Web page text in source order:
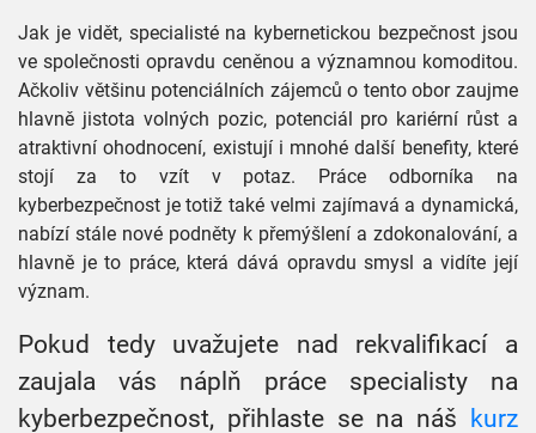
Jak je vidět, specialisté na kybernetickou bezpečnost jsou
ve společnosti opravdu ceněnou a významnou komoditou.
Ačkoliv většinu potenciálních zájemců o tento obor zaujme
hlavně jistota volných pozic, potenciál pro kariérní růst a
atraktivní ohodnocení, existují i mnohé další benefity, které
stojí za to vzít v potaz. Práce odborníka na
kyberbezpečnost je totiž také velmi zajímavá a dynamická,
nabízí stále nové podněty k přemýšlení a zdokonalování, a
hlavně je to práce, která dává opravdu smysl a vidíte její
význam.
Pokud tedy uvažujete nad rekvalifikací a
zaujala vás náplň práce specialisty na
kyberbezpečnost, přihlaste se na náš kurz